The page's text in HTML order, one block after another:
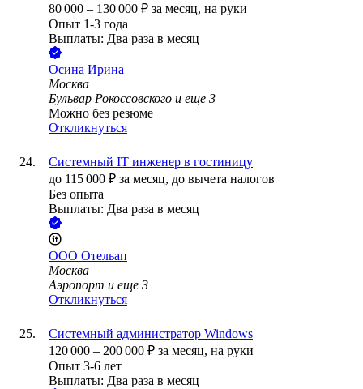
80 000 – 130 000 ₽ за месяц, на руки
Опыт 1-3 года
Выплаты: Два раза в месяц
Осина Ирина
Москва
Бульвар Рокоссовского и еще 3
Можно без резюме
Откликнуться
Системный IT инженер в гостиницу
до 115 000 ₽ за месяц, до вычета налогов
Без опыта
Выплаты: Два раза в месяц
ООО Отельап
Москва
Аэропорт и еще 3
Откликнуться
Системный администратор Windows
120 000 – 200 000 ₽ за месяц, на руки
Опыт 3-6 лет
Выплаты: Два раза в месяц